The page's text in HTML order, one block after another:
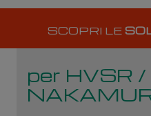
SCOPRI LE
per HVSR /